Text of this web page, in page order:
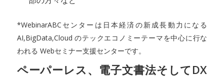
*WebinarABCセンターは日本経済の新成長動力になる
AI,BigData,Cloud のテックエコノミーテーマを中心に行な
われる Webセミナー支援センターです。
ペーパーレス、電子文書法そしてDX